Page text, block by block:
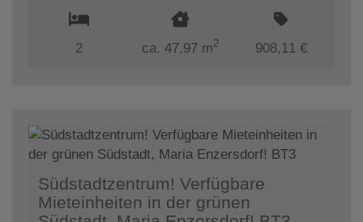
2 ca. 47,97 m2 908,11 €
Südstadtzentrum! Verfügbare
Mieteinheiten in der grünen